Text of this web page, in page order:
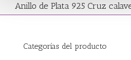
Anillo de Plata 925 Cruz
Categorías del producto